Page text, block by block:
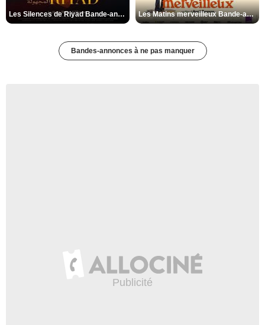
Les Silences de Riyad Bande-annonce VO STFR Les Matins merveilleux Bande-annonce VF
Bandes-annonces à ne pas manquer